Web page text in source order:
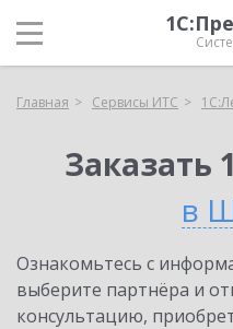
Главная Сервисы ИТС
Заказать
в
Ознакомьтесь с
выберите партнёра и
консультацию,